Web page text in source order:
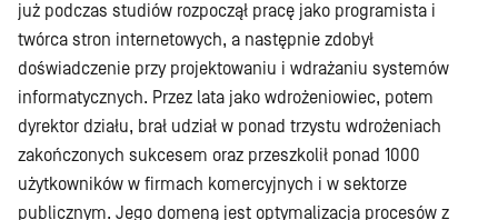
już podczas studiów rozpoczął pracę jako programista i
twórca stron internetowych, a następnie zdobył
doświadczenie przy projektowaniu i wdrażaniu systemów
informatycznych. Przez lata jako wdrożeniowiec, potem
dyrektor działu, brał udział w ponad trzystu wdrożeniach
zakończonych sukcesem oraz przeszkolił ponad 1000
użytkowników w firmach komercyjnych i w sektorze
publicznym. Jego domeną jest optymalizacja procesów z